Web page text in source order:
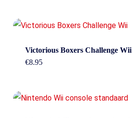
Victorious Boxers Challenge Wii
€8.95